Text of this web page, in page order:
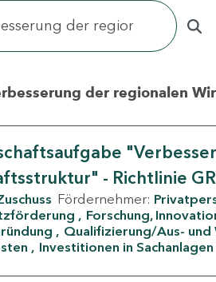
der regionalen
- Richtlinie
Fördernehmer:
Forschung,
Qualifizierung/Aus-
Investitionen in